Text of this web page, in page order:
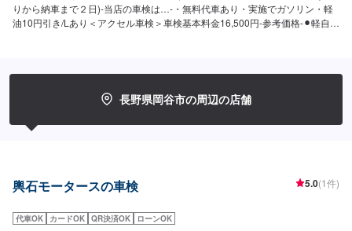
りから納車まで２日)-当店の車検は…-・無料代車あり・実施でガソリン・軽
油10円引き/Lあり＜アクセル車検＞車検基本料金16,500円-参考価格-⚫︎軽自動
カローラ・シビック等車検基本料＋法定費用合計＋保険基準確認検査料
(16,500円＋44,550円＋5,500円)→【66,450円】⚫︎大型乗用車（1.5t〜2.0t）>
円＋52,750円＋5,500円)→【74,750円】[注意]・輸入車はお断りさせていた
金となります。・電気自動車および一部ハイブリッド車や天然ガス社は重量
税が安くなります。
長野県岡谷市の周辺の店舗
輿石モータースの車検 5.0(1件)
代車OK カードOK QR決済OK ローンOK